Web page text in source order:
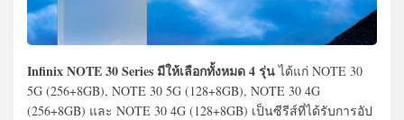
Infinix NOTE 30 Series มีให้เลือกทั้งหมด 4 รุ่นได้แก่ NOTE 30
5G (256+8GB), NOTE 30 5G (128+8GB), NOTE 30 4G
(256+8GB) และ NOTE 30 4G (128+8GB) เป็นซีรีส์ที่ได้รับการอัป